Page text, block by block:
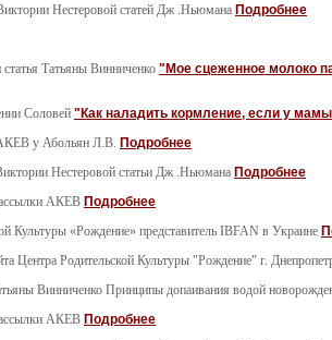
Нестеровой статей Дж .Ньюмана Подробнее
Татьяны Винниченко "Мое сцеженное молоко
Соловей "Как наладить кормление, если у
у Абольян Л.В. Подробнее
Нестеровой статьи Дж .Ньюмана Подробнее
АКЕВ Подробнее
Культуры «Рождение» представитель ІBFAN в Украине
Центра Родительской Культуры "Рождение" г.
Винниченко Принципы допаивания водой
АКЕВ Подробнее